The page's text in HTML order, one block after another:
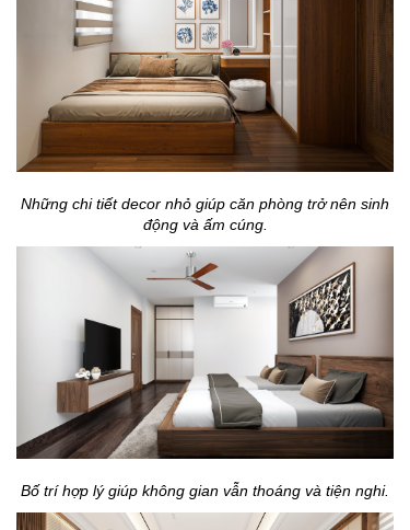
Những chi tiết decor nhỏ giúp căn phòng trở nên sinh
động và ấm cúng.
Bố trí hợp lý giúp không gian vẫn thoáng và tiện nghi.